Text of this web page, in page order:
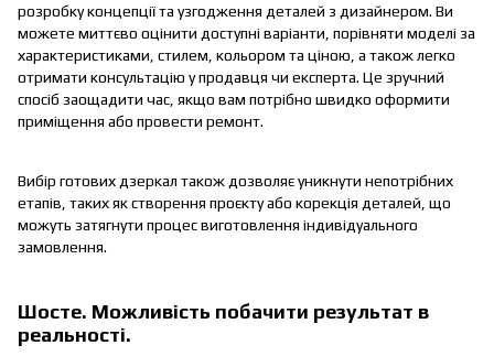
розробку концепції та узгодження деталей з дизайнером. Ви
можете миттєво оцінити доступні варіанти, порівняти моделі за
характеристиками, стилем, кольором та ціною, а також легко
отримати консультацію у продавця чи експерта. Це зручний
спосіб заощадити час, якщо вам потрібно швидко оформити
приміщення або провести ремонт.
Вибір готових дзеркал також дозволяє уникнути непотрібних
етапів, таких як створення проєкту або корекція деталей, що
можуть затягнути процес виготовлення індивідуального
замовлення.
Шосте. Можливість побачити результат в
реальності.